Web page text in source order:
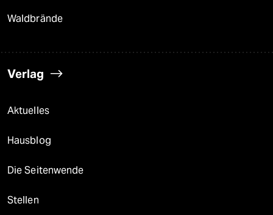
Waldbrände
Verlag
Aktuelles
Hausblog
Die Seitenwende
Stellen